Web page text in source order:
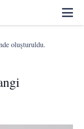
oluşturuldu.